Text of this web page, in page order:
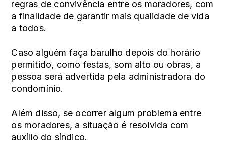
regras de convivência entre os moradores, com
a finalidade de garantir mais qualidade de vida
a todos.
Caso alguém faça barulho depois do horário
permitido, como festas, som alto ou obras, a
pessoa será advertida pela administradora do
condomínio.
Além disso, se ocorrer algum problema entre
os moradores, a situação é resolvida com
auxílio do síndico.